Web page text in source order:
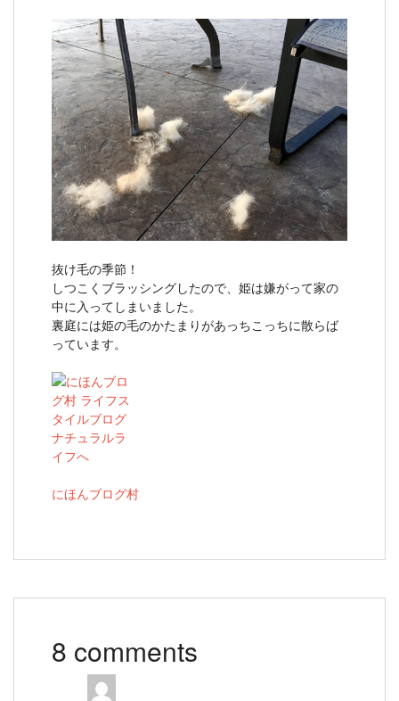
抜け毛の季節！
しつこくブラッシングしたので、姫は嫌がって家の
中に入ってしまいました。
裏庭には姫の毛のかたまりがあっちこっちに散らば
っています。
にほんブログ村
8 comments